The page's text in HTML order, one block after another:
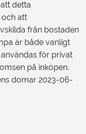
detta
att
från bostaden
är både vanligt
för privat
på inköpen.
domar 2023-06-